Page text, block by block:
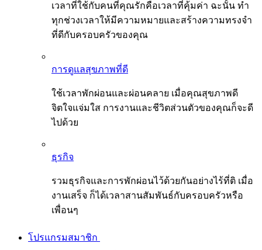
เวลาที่ใช้กับคนที่คุณรักคือเวลาที่คุ้มค่า ฉะนั้น ทำ
ทุกช่วงเวลาให้มีความหมายและสร้างความทรงจำ
ที่ดีกับครอบครัวของคุณ
การดูแลสุขภาพที่ดี
ใช้เวลาพักผ่อนและผ่อนคลาย เมื่อคุณสุขภาพดี
จิตใจแจ่มใส การงานและชีวิตส่วนตัวของคุณก็จะดี
ไปด้วย
ธุรกิจ
รวมธุรกิจและการพักผ่อนไว้ด้วยกันอย่างไร้ที่ติ เมื่อ
งานเสร็จ ก็ได้เวลาสานสัมพันธ์กับครอบครัวหรือ
เพื่อนๆ
โปรแกรมสมาชิก